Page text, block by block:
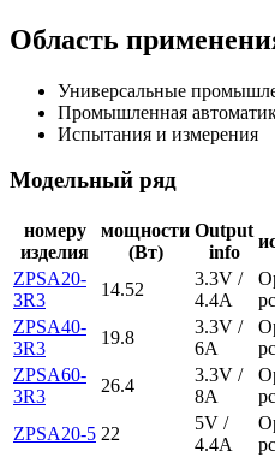
Область
Универсальные
Промышленная
Испытания и измерения
Модельный ряд
номеру
изделия
мощности
(Вт)
Output
info
ZPSA20-
3R3
14.52
3.3V /
4.4A
ZPSA40-
3R3
19.8
3.3V /
6A
ZPSA60-
3R3
26.4
3.3V /
8A
ZPSA20-5 22
5V /
4.4A